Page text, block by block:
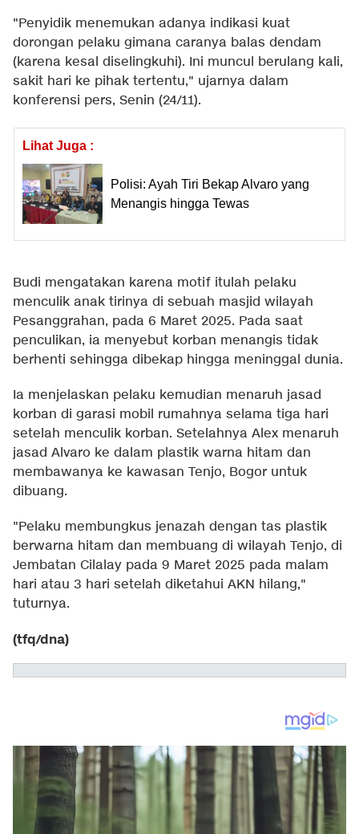
"Penyidik menemukan adanya indikasi kuat
dorongan pelaku gimana caranya balas dendam
(karena kesal diselingkuhi). Ini muncul berulang kali,
sakit hari ke pihak tertentu," ujarnya dalam
konferensi pers, Senin (24/11).
Lihat Juga :
Polisi: Ayah Tiri Bekap Alvaro yang
Menangis hingga Tewas
Budi mengatakan karena motif itulah pelaku
menculik anak tirinya di sebuah masjid wilayah
Pesanggrahan, pada 6 Maret 2025. Pada saat
penculikan, ia menyebut korban menangis tidak
berhenti sehingga dibekap hingga meninggal dunia.
Ia menjelaskan pelaku kemudian menaruh jasad
korban di garasi mobil rumahnya selama tiga hari
setelah menculik korban. Setelahnya Alex menaruh
jasad Alvaro ke dalam plastik warna hitam dan
membawanya ke kawasan Tenjo, Bogor untuk
dibuang.
"Pelaku membungkus jenazah dengan tas plastik
berwarna hitam dan membuang di wilayah Tenjo, di
Jembatan Cilalay pada 9 Maret 2025 pada malam
hari atau 3 hari setelah diketahui AKN hilang,"
tuturnya.
(tfq/dna)